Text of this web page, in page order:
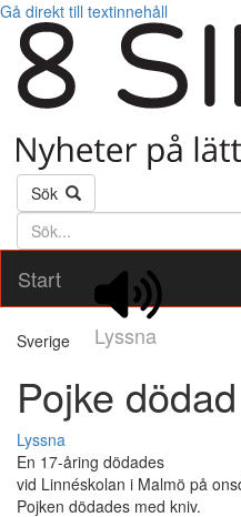
Gå direkt till textinnehåll
Sök
Söktext
Start
Lyssna
Sverige
Pojke
Lyssna
En 17-åring dödades
vid Linnéskolan i Malmö på
Pojken dödades med kniv.